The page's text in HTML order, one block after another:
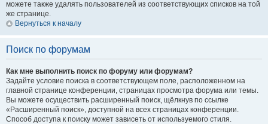
можете также удалять пользователей из соответствующих списков на той
же странице.
Вернуться к началу
Поиск по форумам
Как мне выполнить поиск по форуму или форумам?
Задайте условие поиска в соответствующем поле, расположенном на
главной странице конференции, страницах просмотра форума или темы.
Вы можете осуществить расширенный поиск, щёлкнув по ссылке
«Расширенный поиск», доступной на всех страницах конференции.
Способ доступа к поиску может зависеть от используемого стиля.